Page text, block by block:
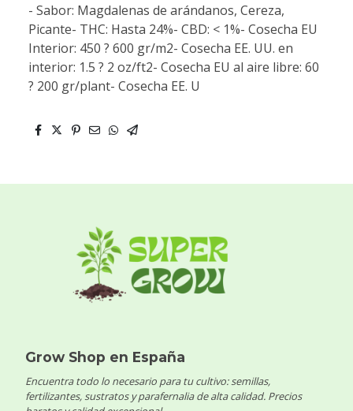
- Sabor: Magdalenas de arándanos, Cereza,
Picante- THC: Hasta 24%- CBD: < 1%- Cosecha EU
Interior: 450 ? 600 gr/m2- Cosecha EE. UU. en
interior: 1.5 ? 2 oz/ft2- Cosecha EU al aire libre: 60
? 200 gr/plant- Cosecha EE. U
Grow Shop en España
Encuentra todo lo necesario para tu cultivo: semillas,
fertilizantes, sustratos y parafernalia de alta calidad. Precios